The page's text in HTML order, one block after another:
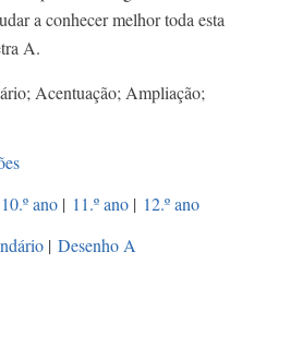
a conhecer melhor toda esta
A.
Acentuação; Ampliação;
10.º ano | 11.º ano | 12.º ano
| Desenho A